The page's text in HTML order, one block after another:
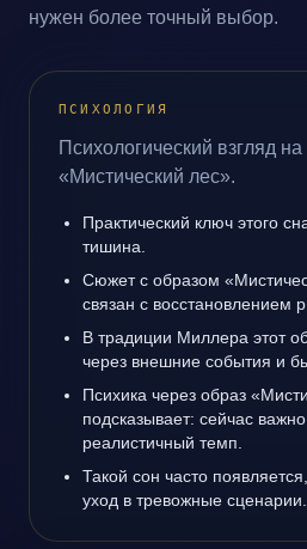
нужен более точный выбор.
ПСИХОЛОГИЯ
Психологический взгляд
«Мистический лес».
Практический ключ этого
тишина.
Сюжет с образом
связан с восстановлением
В традиции Миллера этот
через внешние события и
Психика через образ
подсказывает: сейчас
реалистичный темп.
Такой сон часто
уход в тревожные сценарии.